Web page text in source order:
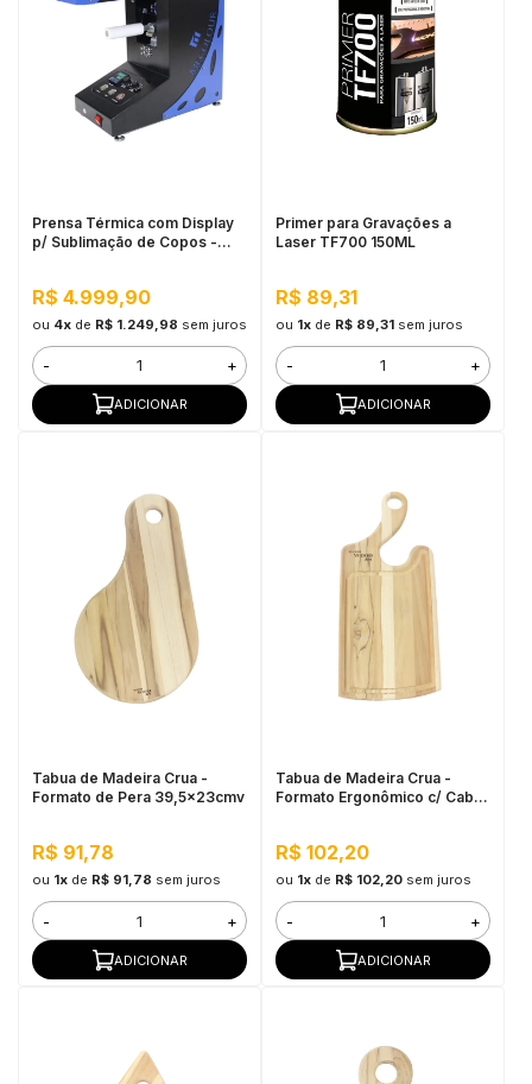
Prensa Térmica com Display
p/ Sublimação de Copos -
R$ 4.999,90
ou 4xde R$ 1.249,98 sem juros
- +
ADICIONAR
Primer para Gravações a
Laser TF700 150ML
R$ 89,31
ou 1xde R$ 89,31 sem juros
- +
ADICIONAR
Tabua de Madeira Crua -
Formato de Pera 39,5x23cmv
R$ 91,78
ou 1xde R$ 91,78 sem juros
- +
ADICIONAR
Tabua de Madeira Crua -
Formato Ergonômico c/ Cabo
R$ 102,20
ou 1xde R$ 102,20 sem juros
- +
ADICIONAR